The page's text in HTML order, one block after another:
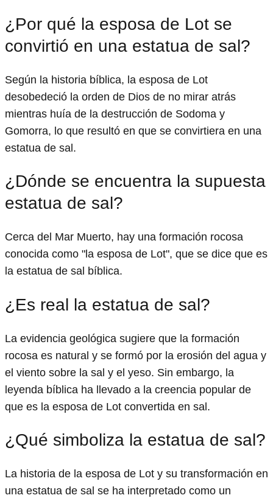
¿Por qué la esposa de Lot se
convirtió en una estatua de sal?
Según la historia bíblica, la esposa de Lot
desobedeció la orden de Dios de no mirar atrás
mientras huía de la destrucción de Sodoma y
Gomorra, lo que resultó en que se convirtiera en una
estatua de sal.
¿Dónde se encuentra la supuesta
estatua de sal?
Cerca del Mar Muerto, hay una formación rocosa
conocida como "la esposa de Lot", que se dice que es
la estatua de sal bíblica.
¿Es real la estatua de sal?
La evidencia geológica sugiere que la formación
rocosa es natural y se formó por la erosión del agua y
el viento sobre la sal y el yeso. Sin embargo, la
leyenda bíblica ha llevado a la creencia popular de
que es la esposa de Lot convertida en sal.
¿Qué simboliza la estatua de sal?
La historia de la esposa de Lot y su transformación en
una estatua de sal se ha interpretado como un